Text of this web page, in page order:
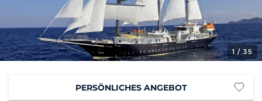
1 / 35
PERSÖNLICHES ANGEBOT